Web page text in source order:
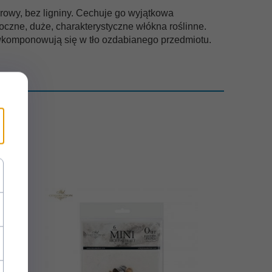
bez ligniny. Cechuje go wyjątkowa
duże, charakterystyczne włókna roślinne.
się w tło ozdabianego przedmiotu.